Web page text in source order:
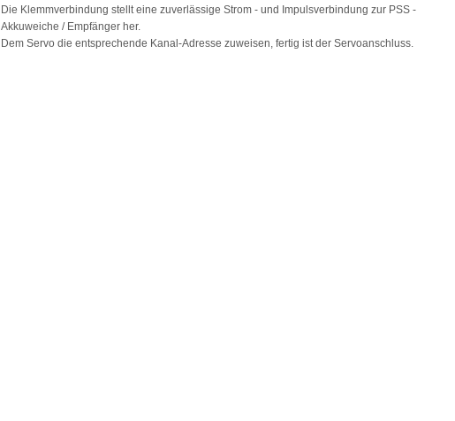
Die Klemmverbindung stellt eine zuverlässige Strom - und Impulsverbindung zur PSS -
Akkuweiche / Empfänger her.
Dem Servo die entsprechende Kanal-Adresse zuweisen, fertig ist der Servoanschluss.